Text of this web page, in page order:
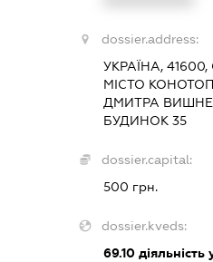
dossier.address:
УКРАЇНА,
МІСТО
ДМИТРА
БУДИНОК 35
dossier.capital:
500 грн.
dossier.kveds:
69.10 діяльність